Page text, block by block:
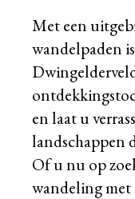
Met een
wandelpaden
en laat u
landschappen
Of u nu op
wandeling met